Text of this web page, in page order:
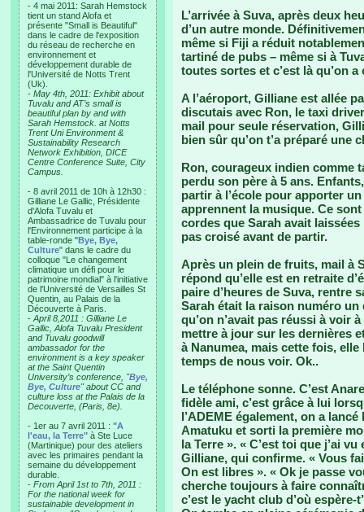
- 4 mai 2011: Sarah Hemstock
tient un stand Alofa et
présente "Small is Beautiful"
dans le cadre de l'exposition
du réseau de recherche en
environnement et
développement durable de
l'Université de Notts Trent
(Uk).
- May 4th, 2011: Exhibit about
Tuvalu and AT’s small is
beautiful plan by and with
Sarah Hemstock. at Notts
Trent Uni Environment &
Sustainability Research
Network Exhibition, DICE
Centre Conference Suite, City
Campus.
- 8 avril 2011 de 10h à 12h30 :
Gilliane Le Gallic, Présidente
d'Alofa Tuvalu et
Ambassadrice de Tuvalu pour
l'Environnement participe à la
table-ronde "Bye, Bye,
Culture" dans le cadre du
colloque "Le changement
climatique un défi pour le
patrimoine mondial" à l'initiative
de l'Université de Versailles St
Quentin, au Palais de la
Découverte à Paris.
- April 8,2011 : Gilliane Le
Gallic, Alofa Tuvalu President
and Tuvalu goodwill
ambassador for the
environment is a key speaker
at the Saint Quentin
University’s conference, "Bye,
Bye, Culture" about CC and
culture loss at the Palais de la
Decouverte, (Paris, 8e).
- 1er au 7 avril 2011 : "A
l'eau, la Terre" à Ste Luce
(Martinique) pour des ateliers
avec les primaires pendant la
semaine du développement
durable.
- From April 1st to 7th, 2011 :
For the national week for
sustainable development in
L’arrivée à Suva, après deux
d’un autre monde.
même si Fiji a réduit
tartiné de pubs – même si à
toutes sortes et c’est là qu’on
A l’aéroport, Gilliane est allée
discutais avec Ron, le taxi
mail pour seule réservation,
bien sûr qu’on t’a préparé une
Ron, courageux indien comme
perdu son père à 5 ans.
partir à l’école pour apporter
apprennent la musique. Ce
cordes que Sarah avait
pas croisé avant de partir.
Après un plein de fruits, mail à
répond qu’elle est en retraite
paire d’heures de Suva, rentre
Sarah était la raison numéro
qu’on n’avait pas réussi à voir
mettre à jour sur les dernières
à Nanumea, mais cette fois,
temps de nous voir. Ok..
Le téléphone sonne. C’est
fidèle ami, c’est grâce à lui
l’ADEME également, on a
Amatuku et sorti la première
la Terre ». « C’est toi que j’ai
Gilliane, qui confirme. « Vous
On est libres ». « Ok je passe
cherche toujours à faire
c’est le yacht club d’où